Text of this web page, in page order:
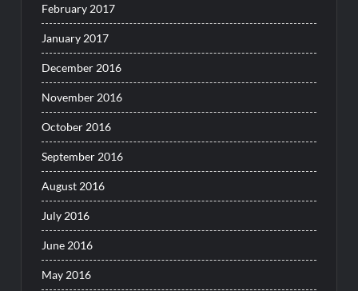
February 2017
January 2017
December 2016
November 2016
October 2016
September 2016
August 2016
July 2016
June 2016
May 2016